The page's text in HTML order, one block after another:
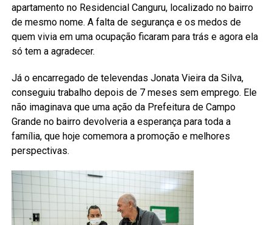
apartamento no Residencial Canguru, localizado no bairro
de mesmo nome. A falta de segurança e os medos de
quem vivia em uma ocupação ficaram para trás e agora ela
só tem a agradecer.
Já o encarregado de televendas Jonata Vieira da Silva,
conseguiu trabalho depois de 7 meses sem emprego. Ele
não imaginava que uma ação da Prefeitura de Campo
Grande no bairro devolveria a esperança para toda a
família, que hoje comemora a promoção e melhores
perspectivas.